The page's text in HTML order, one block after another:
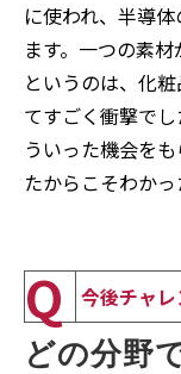
に使われ、半導
ます。一つの素
というのは、化
てすごく衝撃で
ういった機会を
たからこそわかっ
Q 今後チャ
どの分野